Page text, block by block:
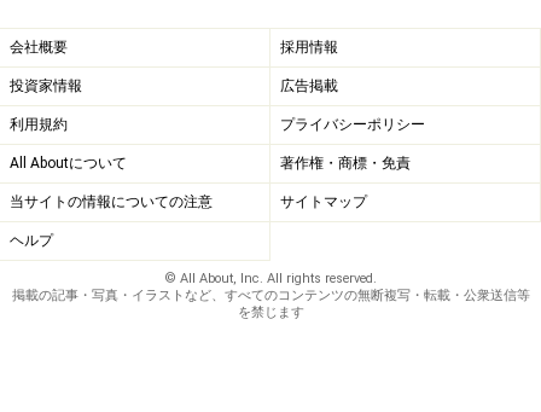
6
焼き上がり
会社概要 採用情報
投資家情報 広告掲載
利用規約 プライバシーポリシー
All Aboutについて 著作権・商標・免責
当サイトの情報についての注意 サイトマップ
ヘルプ
© All About, Inc. All rights reserved.
掲載の記事・写真・イラストなど、すべてのコンテンツの無断複写・転載・公衆送信等
を禁じます